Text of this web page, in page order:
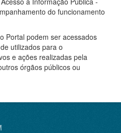
do funcionamento
Portal podem ser acessados
utilizados para o
e ações realizadas pela
órgãos públicos ou